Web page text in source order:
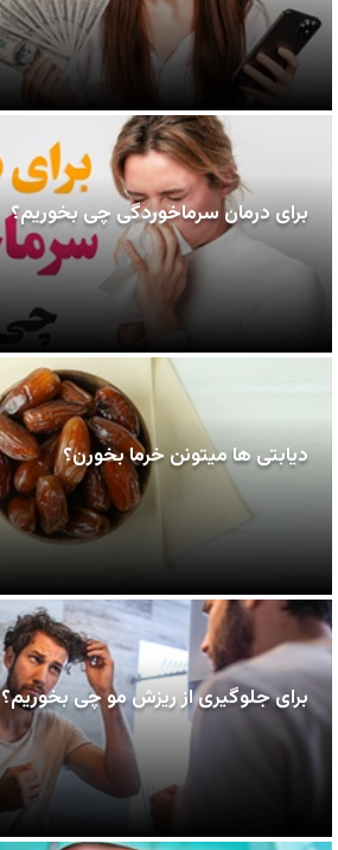
برای درمان سرماخوردگی چی بخوریم؟
دیابتی ها میتونن خرما بخورن؟
برای جلوگیری از ریزش مو چی بخوریم؟